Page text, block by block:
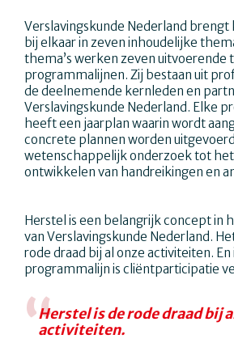
Verslavingskunde Nederland brengt
bij elkaar in zeven inhoudelijke
thema’s werken zeven uitvoerende
programmalijnen. Zij bestaan uit
de deelnemende kernleden en
Verslavingskunde Nederland. Elke
heeft een jaarplan waarin wordt
concrete plannen worden
wetenschappelijk onderzoek tot
ontwikkelen van handreikingen en
Herstel is een belangrijk concept in
van Verslavingskunde Nederland.
rode draad bij al onze activiteiten. En
programmalijn is cliëntparticipatie
Herstel is de rode draad bij
activiteiten.